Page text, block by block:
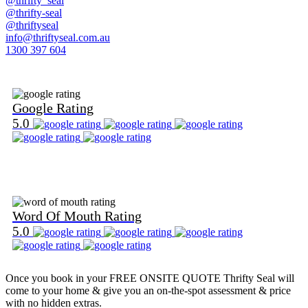
@thrifty-seal
@thriftyseal
info@thriftyseal.com.au
1300 397 604
Google Rating
5.0
Word Of Mouth Rating
5.0
Once you book in yourFREE ONSITE QUOTE Thrifty Seal will
come to your home & give you an on-the-spot assessment & price
with no hidden extras.